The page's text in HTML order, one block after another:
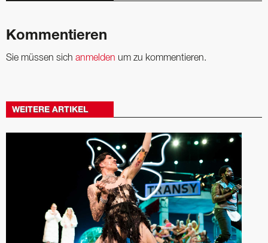
Kommentieren
Sie müssen sich anmelden um zu kommentieren.
WEITERE ARTIKEL